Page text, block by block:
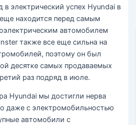
в электрический успех Hyundai в
находится перед самым
автомобилем
также все еще сильна на
поэтому он был
десятке самых продаваемых
раз подряд в июле.
Hyundai мы достигли нерва
даже с электромобильностью
автомобили с